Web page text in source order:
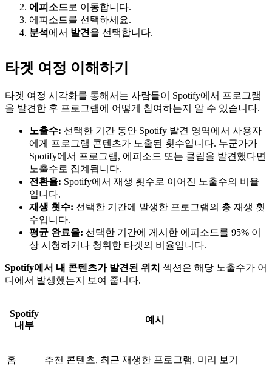
에피소드로 이동합니다.
에피소드를 선택하세요.
분석 에서 발견 을 선택합니다.
타겟 여정 이해하기
타겟 여정 시각화를 통해서는 사람들이 Spotify에서 프로그램
을 발견한 후 프로그램에 어떻게 참여하는지 알 수 있습니다.
노출수: 선택한 기간 동안 Spotify 발견 영역에서 사용자
에게 프로그램 콘텐츠가 노출된 횟수입니다. 누군가가
Spotify에서 프로그램, 에피소드 또는 클립을 발견했다면
노출수로 집계됩니다.
전환율: Spotify에서 재생 횟수로 이어진 노출수의 비율
입니다.
재생 횟수: 선택한 기간에 발생한 프로그램의 총 재생 횟
수입니다.
평균 완료율: 선택한 기간에 게시한 에피소드를 95% 이
상 시청하거나 청취한 타겟의 비율입니다.
Spotify에서 내 콘텐츠가 발견된 위치 섹션은 해당 노출수가 어
디에서 발생했는지 보여 줍니다.
Spotify
내부
예시
홈 추천 콘텐츠, 최근 재생한 프로그램, 미리 보기